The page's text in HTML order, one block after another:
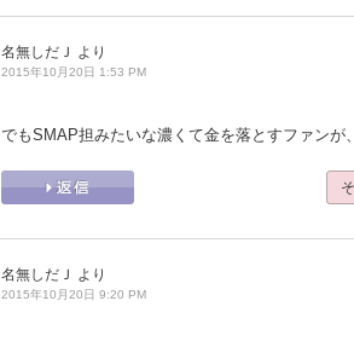
名無しだＪ より
2015年10月20日 1:53 PM
でもSMAP担みたいな濃くて金を落とすファン
名無しだＪ より
2015年10月20日 9:20 PM